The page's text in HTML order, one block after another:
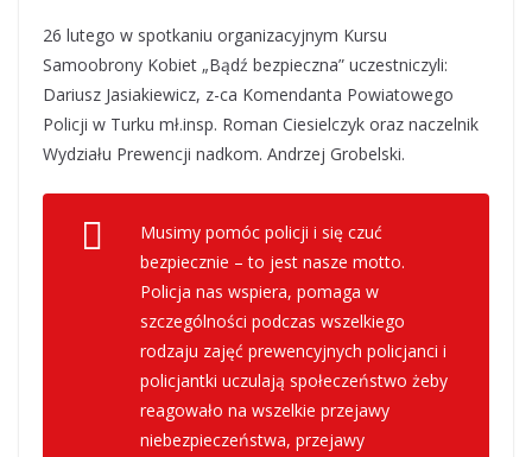
26 lutego w spotkaniu organizacyjnym Kursu
Samoobrony Kobiet „Bądź bezpieczna” uczestniczyli:
Dariusz Jasiakiewicz, z-ca Komendanta Powiatowego
Policji w Turku mł.insp. Roman Ciesielczyk oraz naczelnik
Wydziału Prewencji nadkom. Andrzej Grobelski.
Musimy pomóc policji i się czuć
bezpiecznie – to jest nasze motto.
Policja nas wspiera, pomaga w
szczególności podczas wszelkiego
rodzaju zajęć prewencyjnych policjanci i
policjantki uczulają społeczeństwo żeby
reagowało na wszelkie przejawy
niebezpieczeństwa, przejawy